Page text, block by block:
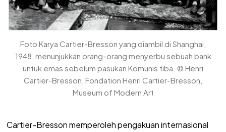
Foto Karya Cartier-Bresson yang diambil di Shanghai,
1948, menunjukkan orang-orang menyerbu sebuah bank
untuk emas sebelum pasukan Komunis tiba. © Henri
Cartier-Bresson, Fondation Henri Cartier-Bresson,
Museum of Modern Art
Cartier-Bresson memperoleh pengakuan internasional